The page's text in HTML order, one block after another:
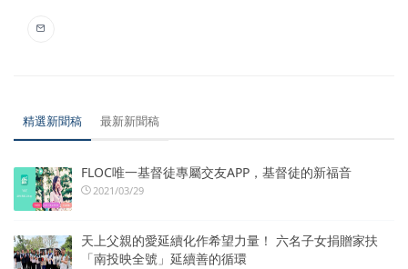
精選新聞稿 最新新聞稿
FLOC唯一基督徒專屬交友APP，基督徒的新福音
2021/03/29
天上父親的愛延續化作希望力量！ 六名子女捐贈家扶
「南投映全號」延續善的循環